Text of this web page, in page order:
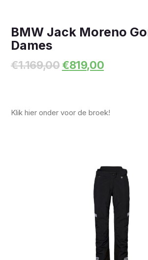
BMW Jack Moreno
Dames
€1.169,00 Oorspronkelijke
prijs
€819,00Huidige
prijs
Klik hier onder voor de broek!